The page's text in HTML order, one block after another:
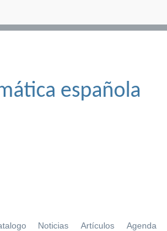
española
Noticias Artículos Agenda